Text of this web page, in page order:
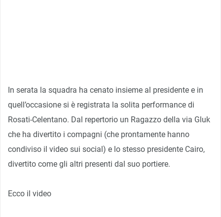
In serata la squadra ha cenato insieme al presidente e in
quell’occasione si è registrata la solita performance di
Rosati-Celentano. Dal repertorio un Ragazzo della via Gluk
che ha divertito i compagni (che prontamente hanno
condiviso il video sui social) e lo stesso presidente Cairo,
divertito come gli altri presenti dal suo portiere.
Ecco il video